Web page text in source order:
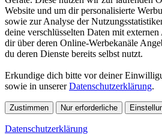
Website und um dir personalisierte
sowie zur Analyse der
deine verschlüsselten Daten mit
dir über deren Online-Werbekanäle
du deren Dienste bereits selbst nutzt.
Erkundige dich bitte vor deiner
sowie in unsererDatenschutzerklärung.
Zustimmen Nur erforderliche
Datenschutzerklärung